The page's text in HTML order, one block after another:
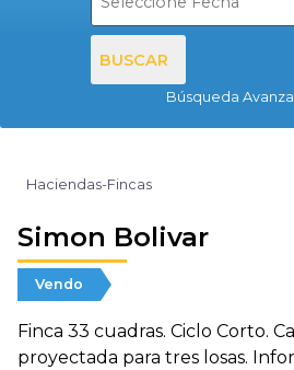
BUSCAR
Búsqueda
Haciendas-Fincas
Simon Bolivar
Vendo
Finca 33 cuadras. Ciclo Corto.
proyectada para tres losas.